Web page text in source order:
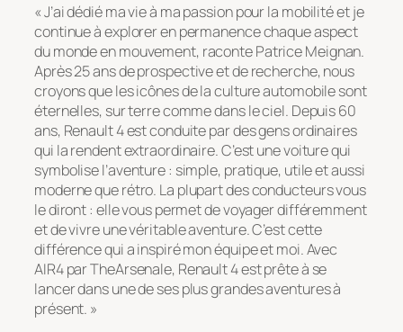
« J’ai dédié ma vie à ma passion pour la mobilité et je
continue à explorer en permanence chaque aspect
du monde en mouvement, raconte Patrice Meignan.
Après 25 ans de prospective et de recherche, nous
croyons que les icônes de la culture automobile sont
éternelles, sur terre comme dans le ciel. Depuis 60
ans, Renault 4 est conduite par des gens ordinaires
qui la rendent extraordinaire. C’est une voiture qui
symbolise l’aventure : simple, pratique, utile et aussi
moderne que rétro. La plupart des conducteurs vous
le diront : elle vous permet de voyager différemment
et de vivre une véritable aventure. C’est cette
différence qui a inspiré mon équipe et moi. Avec
AIR4 par TheArsenale, Renault 4 est prête à se
lancer dans une de ses plus grandes aventures à
présent. »